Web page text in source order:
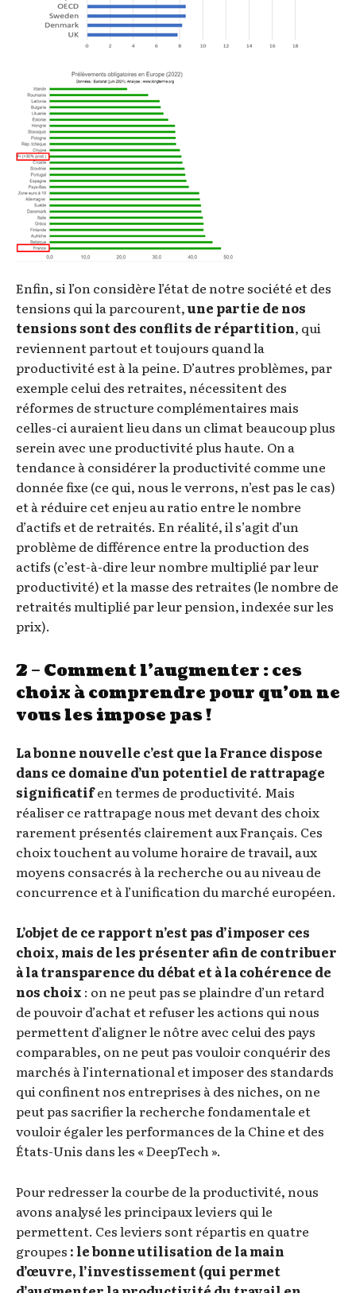
Enfin, si l’on considère l’état de notre société et des
tensions qui la parcourent,une partie de nos
tensions sont des conflits de répartition, qui
reviennent partout et toujours quand la
productivité est à la peine. D’autres problèmes, par
exemple celui des retraites, nécessitent des
réformes de structure complémentaires mais
celles-ci auraient lieu dans un climat beaucoup plus
serein avec une productivité plus haute. On a
tendance à considérer la productivité comme une
donnée fixe (ce qui, nous le verrons, n’est pas le cas)
et à réduire cet enjeu au ratio entre le nombre
d’actifs et de retraités. En réalité, il s’agit d’un
problème de différence entre la production des
actifs (c’est-à-dire leur nombre multiplié par leur
productivité) et la masse des retraites (le nombre de
retraités multiplié par leur pension, indexée sur les
prix).
2 – Comment l’augmenter : ces
choix à comprendre pour qu’on ne
vous les impose pas !
La bonne nouvelle c’est que la France dispose
dans ce domaine d’un potentiel de rattrapage
significatifen termes de productivité. Mais
réaliser ce rattrapage nous met devant des choix
rarement présentés clairement aux Français. Ces
choix touchent au volume horaire de travail, aux
moyens consacrés à la recherche ou au niveau de
concurrence et à l’unification du marché européen.
L’objet de ce rapport n’est pas d’imposer ces
choix, mais de les présenter afin de contribuer
à la transparence du débat et à la cohérence de
nos choix : on ne peut pas se plaindre d’un retard
de pouvoir d’achat et refuser les actions qui nous
permettent d’aligner le nôtre avec celui des pays
comparables, on ne peut pas vouloir conquérir des
marchés à l’international et imposer des standards
qui confinent nos entreprises à des niches, on ne
peut pas sacrifier la recherche fondamentale et
vouloir égaler les performances de la Chine et des
États-Unis dans les « DeepTech ».
Pour redresser la courbe de la productivité, nous
avons analysé les principaux leviers qui le
permettent. Ces leviers sont répartis en quatre
groupes : le bonne utilisation de la main
d’œuvre, l’investissement (qui permet